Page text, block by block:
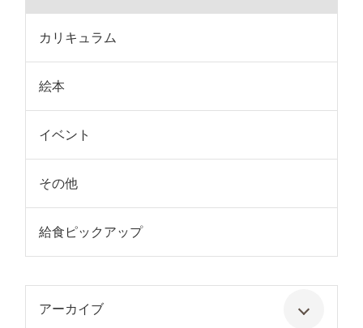
カリキュラム
絵本
イベント
その他
給食ピックアップ
アーカイブ